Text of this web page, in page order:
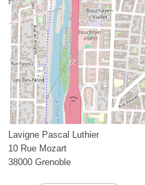
Lavigne Pascal Luthier
10 Rue Mozart
38000 Grenoble